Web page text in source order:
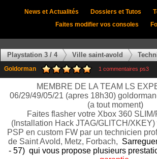
News et Actualités Dossiers et Tutos
Faites modifier vos consoles
Playstation 3 / 4 Ville saint-avold
Goldorman 1 commentaires ps3
MEMBRE DE LA TEAM LS
06/29/49/05/21 (apres 18h30)
(a tout moment)
Faites flasher votre Xbox 360
(Installation Hack JTAG/GLITCH/XKEY)
PSP en custom FW par un technicien
de Saint Avold, Metz, Forbach,
- 57) qui vous propose plusieurs